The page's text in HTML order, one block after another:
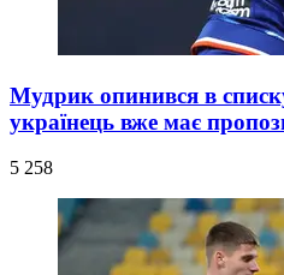
Мудрик опинився в
українець вже має
5 258